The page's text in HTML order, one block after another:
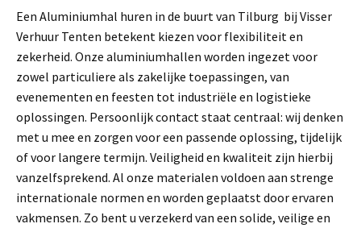
Een Aluminiumhal huren in de buurt van Tilburg bij Visser
Verhuur Tenten betekent kiezen voor flexibiliteit en
zekerheid. Onze aluminiumhallen worden ingezet voor
zowel particuliere als zakelijke toepassingen, van
evenementen en feesten tot industriële en logistieke
oplossingen. Persoonlijk contact staat centraal: wij denken
met u mee en zorgen voor een passende oplossing, tijdelijk
of voor langere termijn. Veiligheid en kwaliteit zijn hierbij
vanzelfsprekend. Al onze materialen voldoen aan strenge
internationale normen en worden geplaatst door ervaren
vakmensen. Zo bent u verzekerd van een solide, veilige en